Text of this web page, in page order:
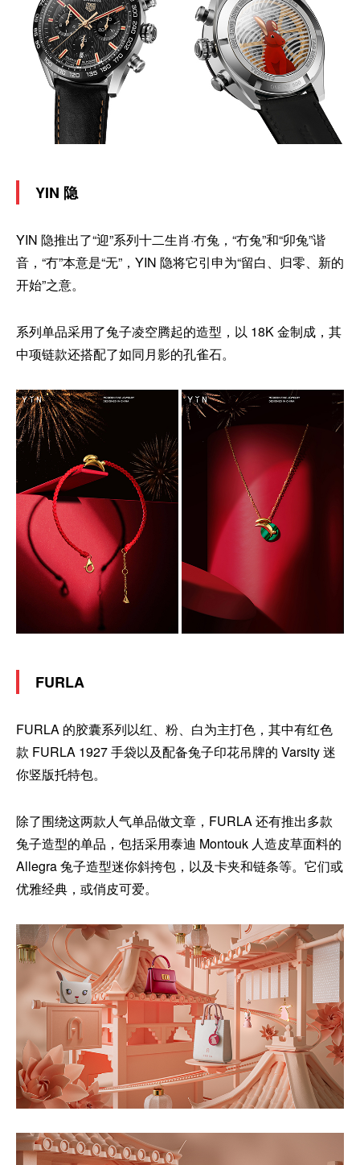
YIN 隐
YIN 隐推出了“迎”系列十二生肖·冇兔，“冇兔”和“卯兔”谐
音，“冇”本意是“无”，YIN 隐将它引申为“留白、归零、新的
开始”之意。
系列单品采用了兔子凌空腾起的造型，以 18K 金制成，其
中项链款还搭配了如同月影的孔雀石。
FURLA
FURLA 的胶囊系列以红、粉、白为主打色，其中有红色
款 FURLA 1927 手袋以及配备兔子印花吊牌的 Varsity 迷
你竖版托特包。
除了围绕这两款人气单品做文章，FURLA 还有推出多款
兔子造型的单品，包括采用泰迪 Montouk 人造皮草面料的
Allegra 兔子造型迷你斜挎包，以及卡夹和链条等。它们或
优雅经典，或俏皮可爱。